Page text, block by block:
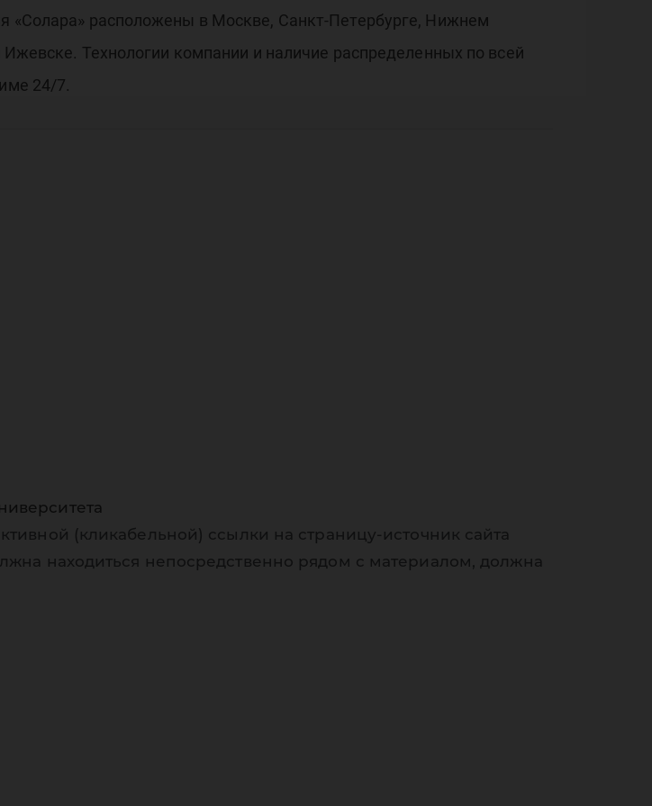
«Солара» расположены в Москве, Санкт-Петербурге, Нижнем
Технологии компании и наличие распределенных по всей
24/7.
(кликабельной) ссылки на страницу-источник сайта
находиться непосредственно рядом с материалом, должна